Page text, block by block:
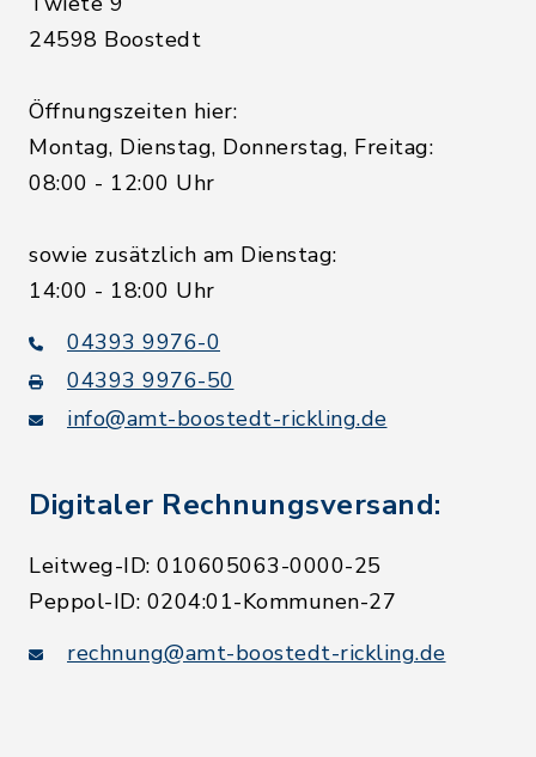
24598 Boostedt
Öffnungszeiten hier:
Montag, Dienstag, Donnerstag, Freitag:
08:00 - 12:00 Uhr
sowie zusätzlich am Dienstag:
14:00 - 18:00 Uhr
04393 9976-0
04393 9976-50
info@amt-boostedt-rickling.de
Digitaler Rechnungsversand:
Leitweg-ID: 010605063-0000-25
Peppol-ID: 0204:01-Kommunen-27
rechnung@amt-boostedt-rickling.de